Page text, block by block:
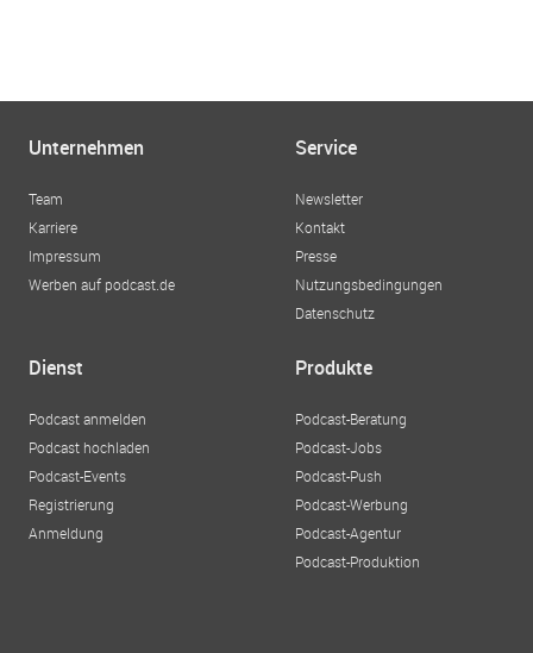
Unternehmen
Team
Karriere
Impressum
Werben auf podcast.de
Service
Newsletter
Kontakt
Presse
Nutzungsbedingungen
Datenschutz
Dienst
Podcast anmelden
Podcast hochladen
Podcast-Events
Registrierung
Anmeldung
Produkte
Podcast-Beratung
Podcast-Jobs
Podcast-Push
Podcast-Werbung
Podcast-Agentur
Podcast-Produktion